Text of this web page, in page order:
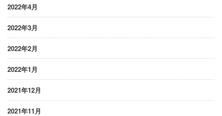
2022年4月
2022年3月
2022年2月
2022年1月
2021年12月
2021年11月